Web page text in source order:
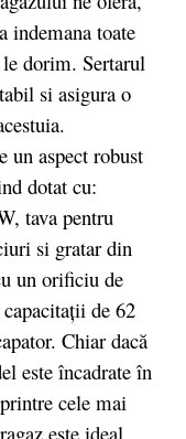
indemana toate
dorim. Sertarul
si asigura o
un aspect robust
dotat cu:
tava pentru
si gratar din
un orificiu de
de 62
Chiar dacă
este încadrate în
cele mai
este ideal